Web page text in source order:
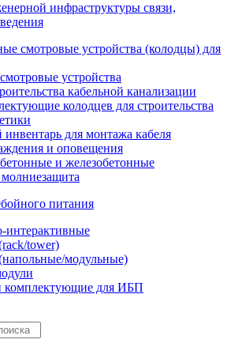
инфраструктуры связи,
смотровые устройства (колодцы) для
устройства
кабельной канализации
колодцев для строительства
для монтажа кабеля
и оповещения
и железобетонные
питания
tower)
модульные)
комплектующие для ИБП